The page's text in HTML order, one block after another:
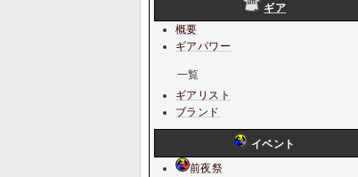
ギア
概要
ギアパワー
一覧
ギアリスト
ブランド
イベント
前夜祭